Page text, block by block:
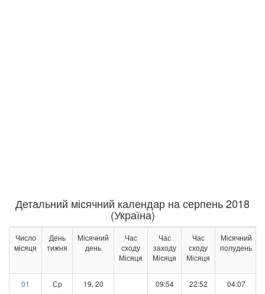
Детальний місячний календар на серпень 2018
(Україна)
Число
місяця
День
тижня
Місячний
день
Час
сходу
Місяця
Час
заходу
Місяця
Час
сходу
Місяця
Місячний
полудень
01 Ср 19, 20 09:54 22:52 04:07